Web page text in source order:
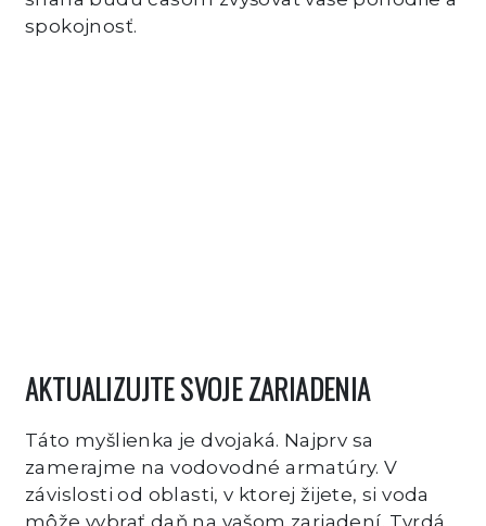
spokojnosť.
AKTUALIZUJTE SVOJE ZARIADENIA
Táto myšlienka je dvojaká. Najprv sa
zamerajme na vodovodné armatúry. V
závislosti od oblasti, v ktorej žijete, si voda
môže vybrať daň na vašom zariadení. Tvrdá